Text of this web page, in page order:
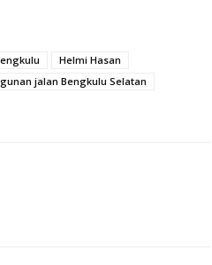
Helmi Hasan
jalan Bengkulu Selatan